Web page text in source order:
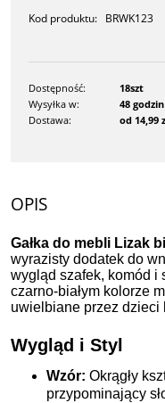
Kod produktu: BRWK123
Dostępność:
18szt
Wysyłka w:
48 godzin
Dostawa:
od 14,99
Cena nie zawiera
OPIS
Gałka do mebli Lizak
wyrazisty dodatek do
wygląd szafek, komód i
czarno-białym kolorze
uwielbiane przez dzieci
Wygląd i Styl
Wzór: Okrągły
przypominający